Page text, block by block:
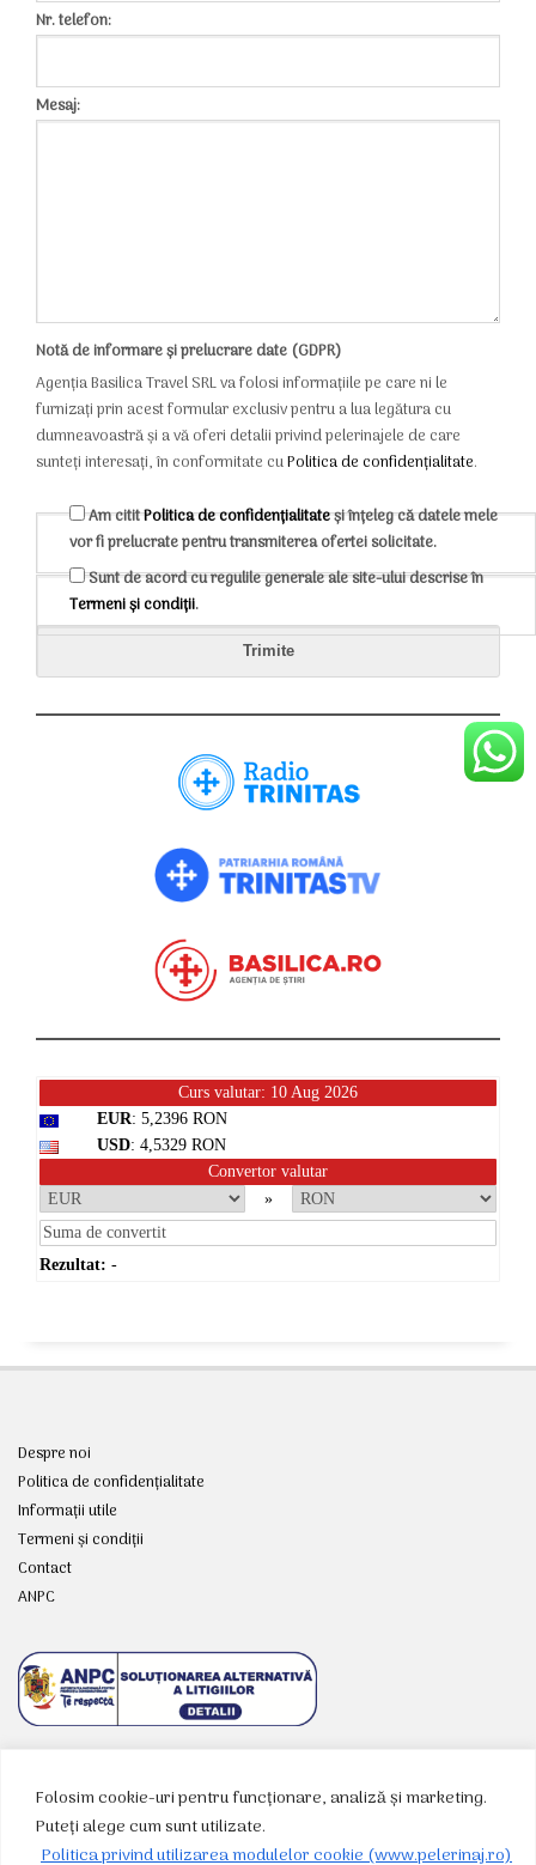
Folosim cookie-uri pentru funcționare, analiză și marketing.
Puteți alege cum sunt utilizate.
Politica privind utilizarea modulelor cookie (www.pelerinaj.ro)
Nr. telefon:
Mesaj:
Notă de informare și prelucrare date (GDPR)
Agenția Basilica Travel SRL va folosi informațiile pe care ni le
furnizați prin acest formular exclusiv pentru a lua legătura cu
dumneavoastră și a vă oferi detalii privind pelerinajele de care
sunteți interesați, în conformitate cuPolitica de confidențialitate.
Am cititPolitica de confidențialitateși înțeleg că datele mele
vor fi prelucrate pentru transmiterea ofertei solicitate.
Sunt de acord cu regulile generale ale site-ului descrise în
Termeni și condiții.
Curs valutar: 10 Aug 2026
EUR: 5,2396 RON
USD: 4,5329 RON
Convertor valutar
»
Rezultat: -
Despre noi
Politica de confidențialitate
Informații utile
Termeni și condiții
Contact
ANPC
RETELE SOCIALE